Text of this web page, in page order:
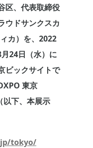
区、代表取締役
ドサンクスカ
カ）を、2022
24日（水）に
ビックサイトで
東京
以下、本展示
tokyo/